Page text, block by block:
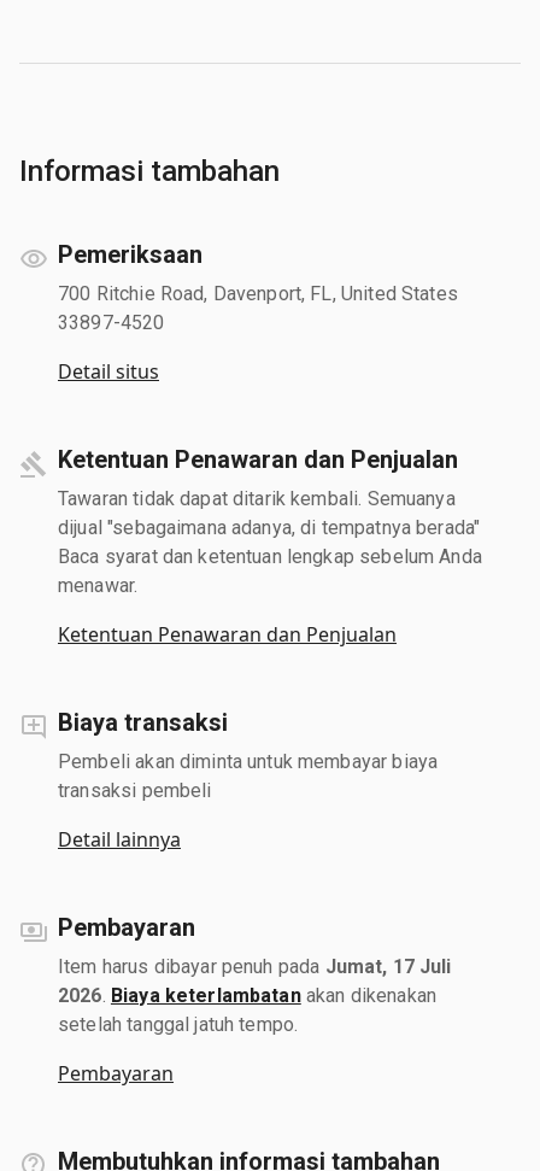
Informasi tambahan
Pemeriksaan
700 Ritchie Road, Davenport, FL, United States
33897-4520
Detail situs
Ketentuan Penawaran dan Penjualan
Tawaran tidak dapat ditarik kembali. Semuanya
dijual "sebagaimana adanya, di tempatnya berada"
Baca syarat dan ketentuan lengkap sebelum Anda
menawar.
Ketentuan Penawaran dan Penjualan
Biaya transaksi
Pembeli akan diminta untuk membayar biaya
transaksi pembeli
Detail lainnya
Pembayaran
Item harus dibayar penuh pada Jumat, 17 Juli
2026 Biaya keterlambatanakan dikenakan
setelah tanggal jatuh tempo.
Pembayaran
Membutuhkan informasi tambahan